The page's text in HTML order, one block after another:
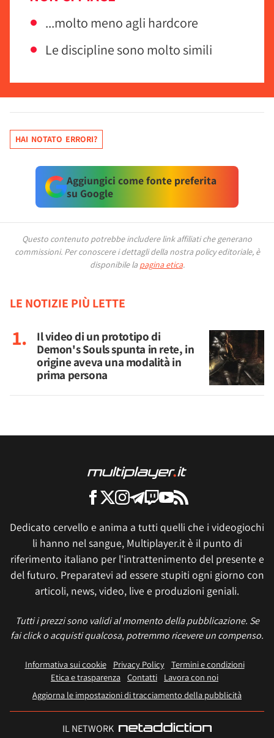
...molto meno agli hardcore
Le discipline sono molto simili
HAI NOTATO ERRORI?
Aggiungici come fonte preferita
su Google
Questo contenuto potrebbe includere link affiliati che generano
commissioni. Per conoscere i dettagli della nostra policy editoriale, è
disponibile la pagina etica.
LE NOTIZIE PIÙ LETTE
Il video di un prototipo di
Demon's Souls spunta in rete, in
origine aveva una modalità in
prima persona
Dedicato cervello e anima a tutti quelli che i videogiochi
li hanno nel sangue, Multiplayer.it è il punto di
riferimento italiano per l'intrattenimento del presente e
del futuro. Preparatevi ad essere stupiti ogni giorno con
articoli, news, video, live e produzioni geniali.
Tutti i prezzi sono validi al momento della pubblicazione. Se
fai click o acquisti qualcosa, potremmo ricevere un compenso.
Informativa sui cookie Privacy Policy
Termini e condizioni
Etica e trasparenza Contatti
Lavora con noi
Aggiorna le impostazioni di tracciamento della pubblicità
IL NETWORK